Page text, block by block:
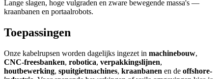
Lange slagen, hoge vulgraden en zware bewegende massa's —
kraanbanen en portaalrobots.
Toepassingen
Onze kabelrupsen worden dagelijks ingezet in machinebouw,
CNC-freesbanken, robotica, verpakkingslijnen,
houtbewerking, spuitgietmachines, kraanbanen en de offshore-